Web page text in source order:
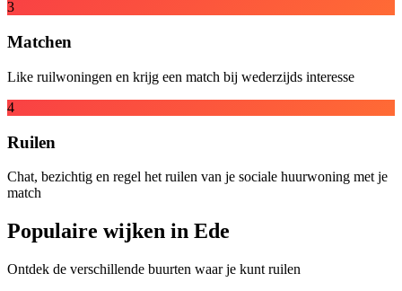
3
Matchen
Like ruilwoningen en krijg een match bij wederzijds interesse
4
Ruilen
Chat, bezichtig en regel het ruilen van je sociale huurwoning met je
match
Populaire wijken in Ede
Ontdek de verschillende buurten waar je kunt ruilen